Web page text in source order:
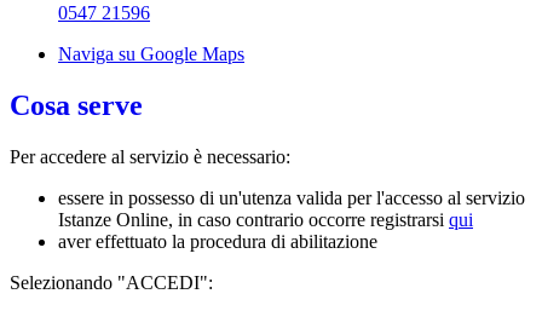
0547 21596
Naviga su Google Maps
Cosa serve
Per accedere al servizio è necessario:
essere in possesso di un'utenza valida per l'accesso al servizio
Istanze Online, in caso contrario occorre registrarsi qui
aver effettuato la procedura di abilitazione
Selezionando "ACCEDI":